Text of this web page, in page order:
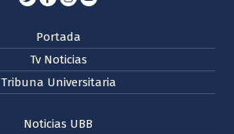
Portada
Tv Noticias
Tribuna Universitaria
Noticias UBB